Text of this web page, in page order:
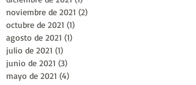
noviembre de 2021 (2)
octubre de 2021 (1)
agosto de 2021 (1)
julio de 2021 (1)
junio de 2021 (3)
mayo de 2021 (4)